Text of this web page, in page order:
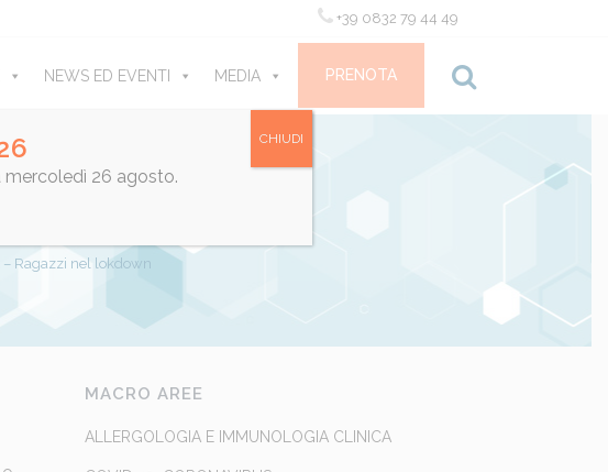
+39 0832 79 44 49
PRENOTA
NEWS ED EVENTI MEDIA CONTATTI
Ragazzi nel lokdown
MACRO AREE
ALLERGOLOGIA E IMMUNOLOGIA CLINICA
mercoledì 26 agosto.
CHIUDI